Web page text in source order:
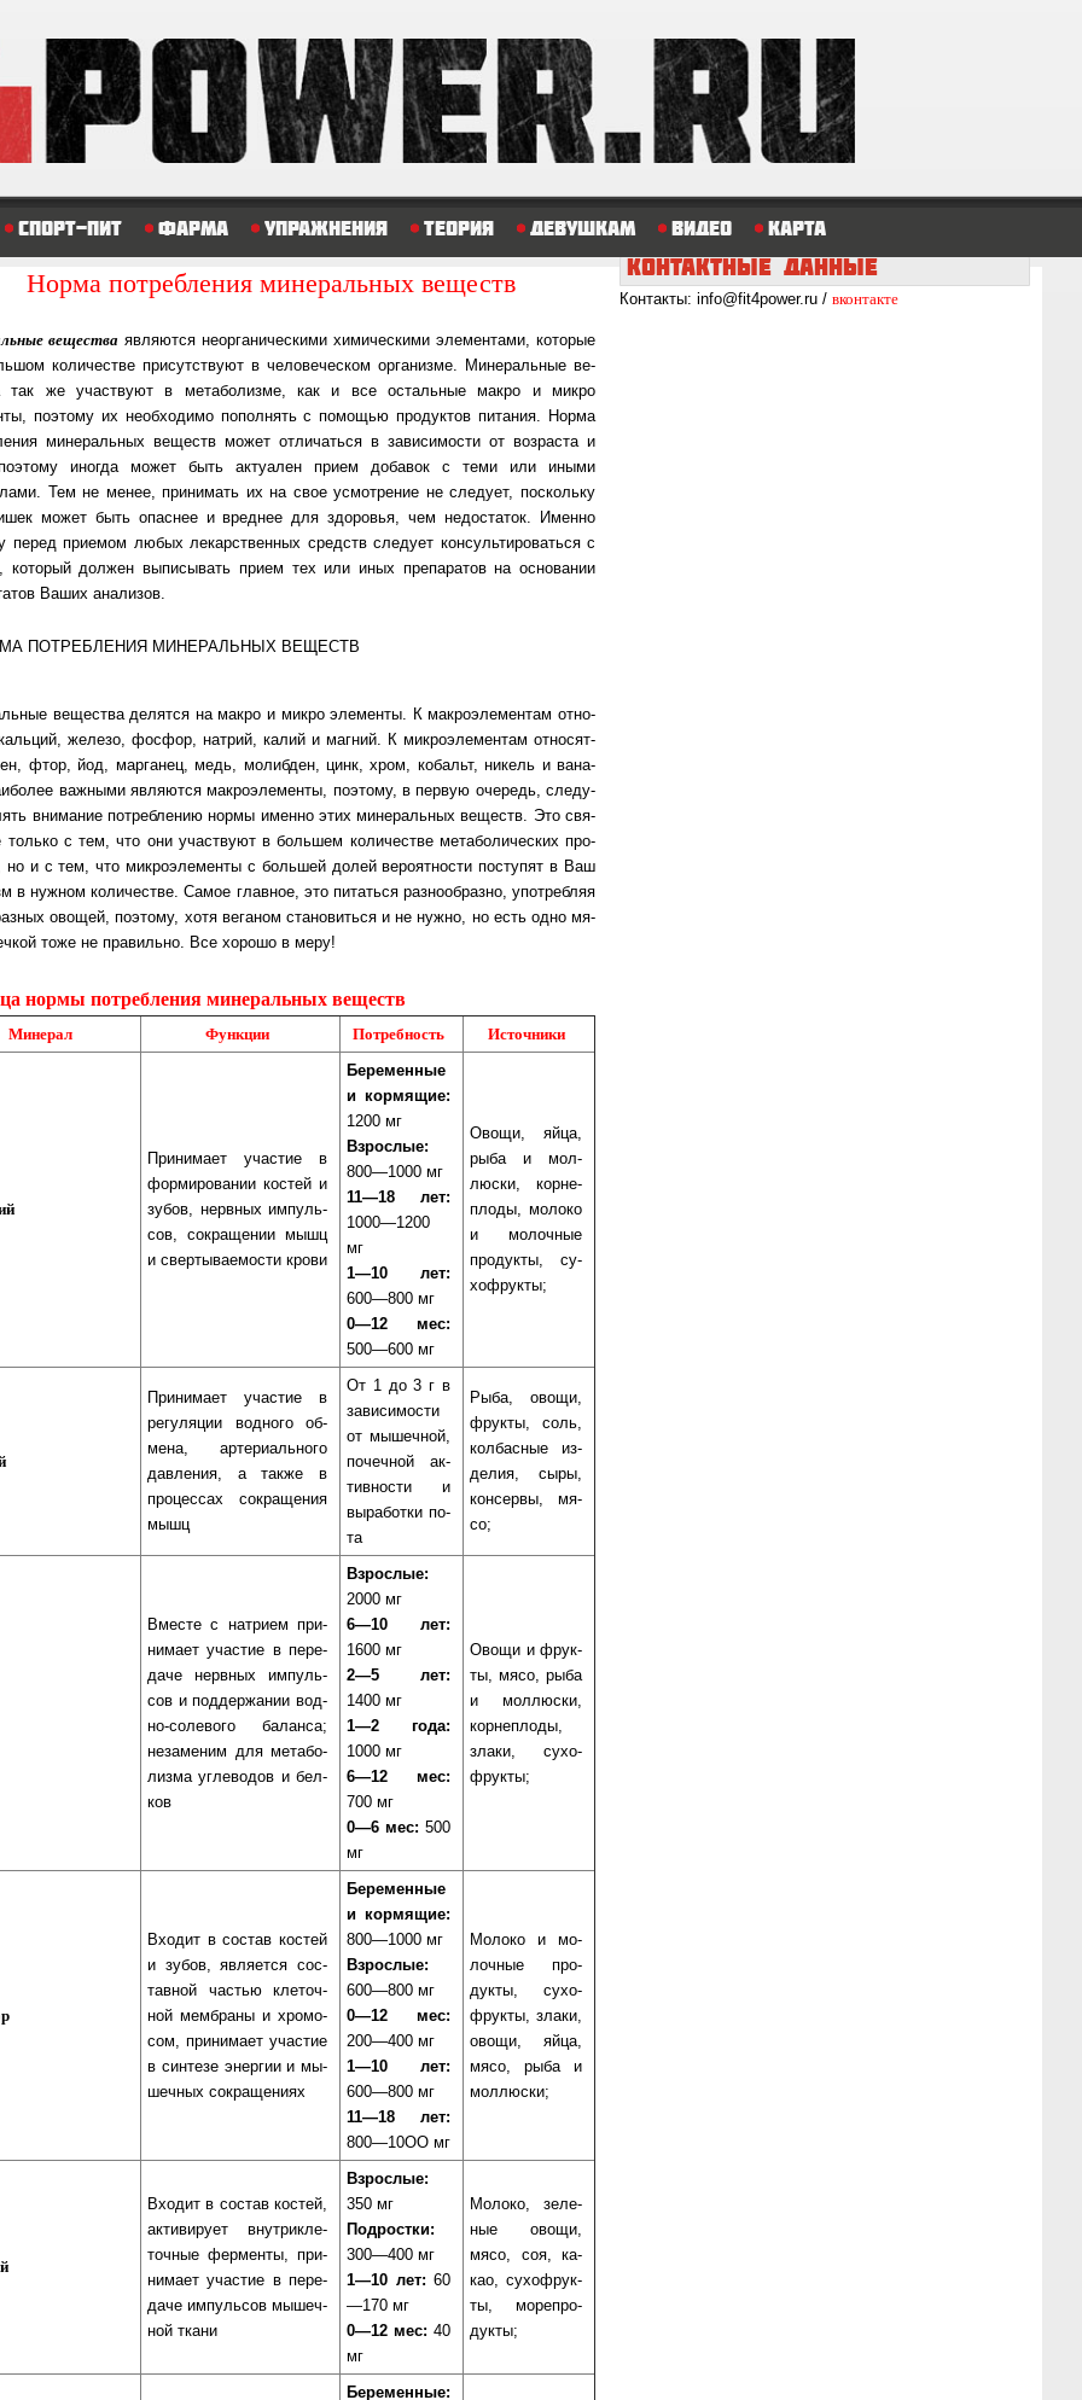
Спорт-пит Фарма Упражнения Теория Девушкам Видео Карта
Норма потребления минеральных веществ
вещества являются неорганическими химическими элементами, ко­то­рые
количестве присутствуют в человеческом организме. Минеральные ве­
так же участ­ву­ют в метаболизме, как и все остальные макро и микро
по­это­му их не­об­хо­ди­мо пополнять с помощью продуктов питания. Норма
ми­не­раль­ных ве­ществ мо­жет отличаться в зависимости от возраста и
иног­да мо­жет быть ак­ту­а­лен прием добавок с теми или иными
Тем не менее, при­ни­мать их на свое ус­мот­ре­ние не следует, поскольку
может быть опас­нее и вред­нее для здо­ро­вья, чем не­дос­та­ток. Именно
перед прие­мом лю­бых ле­карст­вен­ных средств сле­ду­ет кон­суль­ти­ро­вать­ся с
который дол­жен вы­пи­сы­вать при­ем тех или иных пре­па­ра­тов на основании
Ваших анализов.
вещества делятся на макро и микро элементы. К макроэлементам от­но­
железо, фосфор, натрий, калий и магний. К микроэлементам от­но­сят­
фтор, йод, марганец, медь, молибден, цинк, хром, кобальт, никель и ва­на­
важными являются макроэлементы, поэтому, в первую очередь, сле­ду­
вни­мание потреблению нормы именно этих минеральных веществ. Это свя­
толь­ко с тем, что они участ­ву­ют в большем количестве ме­та­бо­ли­чес­ких про­
но и с тем, что микроэлементы с большей долей вероятности пос­ту­пят в Ваш
в нуж­ном количестве. Самое главное, это питаться разнообразно, упот­реб­ляя
ово­щей, по­это­му, хотя веганом становиться и не нужно, но есть од­но мя­
то­же не пра­виль­но. Все хорошо в меру!
нормы потребления минеральных веществ
Минерал Функции Потребность Источники
Принимает участие в
фор­ми­ро­ва­нии кос­тей и
зу­бов, нерв­ных им­пуль­
сов, сок­ра­ще­нии мышц
и свер­ты­ва­е­мос­ти крови
Беременные
и кормящие:
1200 мг
Взрослые:
800—1000 мг
11—18 лет:
1000—1200
мг
1—10 лет:
600—800 мг
0—12 мес:
500—600 мг
Овощи, яй­ца,
ры­ба и мол­
люс­ки, кор­не­
пло­ды, мо­ло­ко
и мо­лоч­ные
про­дук­ты, су­
хо­фрук­ты;
Принимает участие в
ре­гу­ля­ции вод­но­го об­
ме­на, ар­те­ри­аль­но­го
дав­ле­ния, а так­же в
про­цес­сах сок­ра­ще­ния
мышц
От 1 до 3 г в
за­ви­си­мос­ти
от мы­шеч­ной,
по­чеч­ной ак­
тив­нос­ти и
вы­ра­бот­ки по­
та
Рыба, ово­щи,
фрук­ты, соль,
кол­бас­ные из­
де­лия, сы­ры,
кон­сер­вы, мя­
со;
Вместе с нат­рием при­
ни­ма­ет учас­тие в пе­ре­
да­че нерв­ных им­пуль­
сов и под­дер­жа­нии вод­
но-со­ле­во­го ба­лан­са;
не­за­ме­ним для ме­та­бо­
лиз­ма уг­ле­во­дов и бел­
ков
Взрослые:
2000 мг
6—10 лет:
1600 мг
2—5 лет:
1400 мг
1—2 года:
1000 мг
6—12 мес:
700 мг
0—6 мес: 500
мг
Овощи и фрук­
ты, мя­со, ры­ба
и мол­люс­ки,
кор­не­пло­ды,
зла­ки, су­хо­
фрук­ты;
Вхо­дит в сос­тав кос­тей
и зу­бов, яв­ля­ет­ся сос­
тав­ной час­тью кле­точ­
ной мем­бра­ны и хро­мо­
сом, при­ни­ма­ет учас­тие
в син­те­зе энер­гии и мы­
шеч­ных сок­ра­ще­ниях
Беременные
и кормящие:
800—1000 мг
Взрослые:
600—800 мг
0—12 мес:
200—400 мг
1—10 лет:
600—800 мг
11—18 лет:
800—10ОО мг
Молоко и мо­
лоч­ные про­
дук­ты, су­хо­
фрук­ты, зла­ки,
ово­щи, яй­ца,
мя­со, ры­ба и
мол­люс­ки;
Входит в сос­тав кос­тей,
ак­ти­ви­ру­ет внут­ри­кле­
точ­ные фер­мен­ты, при­
ни­ма­ет учас­тие в пе­ре­
да­че им­пуль­сов мы­шеч­
ной тка­ни
Взрослые:
350 мг
Подростки:
300—400 мг
1—10 лет: 60
—170 мг
0—12 мес: 40
мг
Молоко, зе­ле­
ные ово­щи,
мя­со, соя, ка­
као, су­хо­фрук­
ты, мо­ре­про­
дук­ты;
Беременные:
КОНТАКТНЫЕДАННЫЕ
Контакты: info@fit4power.ru / вконтакте